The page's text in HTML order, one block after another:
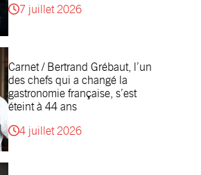
7 juillet 2026
Carnet / Bertrand Grébaut, l’un
des chefs qui a changé la
gastronomie française, s’est
éteint à 44 ans
4 juillet 2026